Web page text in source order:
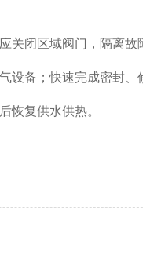
关闭区域阀门，隔离故
设备；快速完成密封、
恢复供水供热。